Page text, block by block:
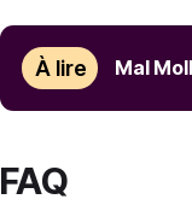
À lire Mal
FAQ